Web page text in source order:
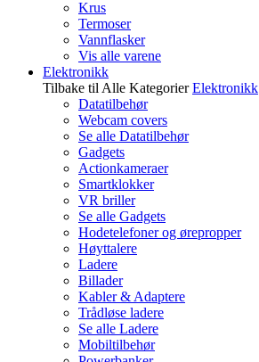
Krus
Termoser
Vannflasker
Vis alle varene
Elektronikk
Tilbake til Alle Kategorier Elektronikk
Datatilbehør
Webcam covers
Se alle Datatilbehør
Gadgets
Actionkameraer
Smartklokker
VR briller
Se alle Gadgets
Hodetelefoner og ørepropper
Høyttalere
Ladere
Billader
Kabler & Adaptere
Trådløse ladere
Se alle Ladere
Mobiltilbehør